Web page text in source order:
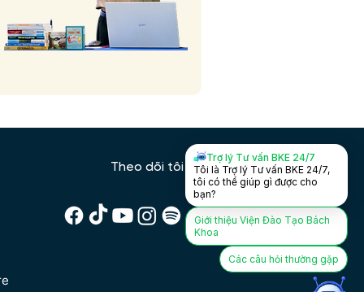
Theo dõi tôi trên:
Trợ lý Tư vấn BKE 24/7
Tôi là Trợ lý Tư vấn BKE 24/7,
tôi có thể giúp gì được cho
bạn?
Giới thiệu Viện Đào Tạo Bách
Khoa
Các câu hỏi thường gặp